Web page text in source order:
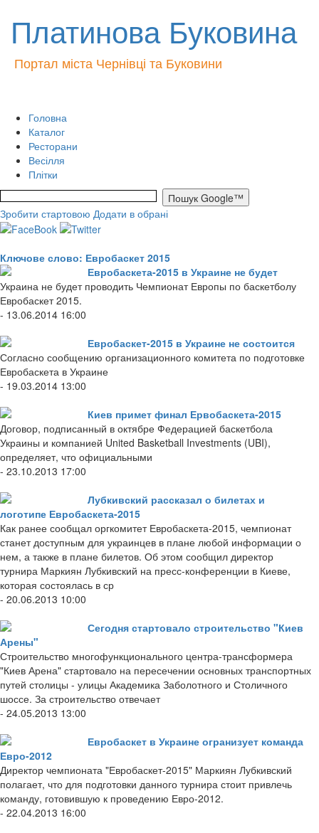
Платинова Буковина
Портал міста Чернівці та Буковини
Головна
Каталог
Ресторани
Весілля
Плітки
Зробити стартовою Додати в обрані
Ключове слово: Евробаскет 2015
Евробаскета-2015 в Украине не будет
Украина не будет проводить Чемпионат Европы по баскетболу
Евробаскет 2015.
- 13.06.2014 16:00
Евробаскет-2015 в Украине не состоится
Согласно сообщению организационного комитета по подготовке
Евробаскета в Украине
- 19.03.2014 13:00
Киев примет финал Ервобаскета-2015
Договор, подписанный в октябре Федерацией баскетбола
Украины и компанией United Basketball Investments (UBI),
определяет, что официальными
- 23.10.2013 17:00
Лубкивский рассказал о билетах и
логотипе Евробаскета-2015
Как ранее сообщал оргкомитет Евробаскета-2015, чемпионат
станет доступным для украинцев в плане любой информации о
нем, а также в плане билетов. Об этом сообщил директор
турнира Маркиян Лубкивский на пресс-конференции в Киеве,
которая состоялась в ср
- 20.06.2013 10:00
Сегодня стартовало строительство "Киев
Арены"
Строительство многофункционального центра-трансформера
"Киев Арена" стартовало на пересечении основных транспортных
путей столицы - улицы Академика Заболотного и Столичного
шоссе. За строительство отвечает
- 24.05.2013 13:00
Евробаскет в Украине огранизует команда
Евро-2012
Директор чемпионата "Евробаскет-2015" Маркиян Лубкивский
полагает, что для подготовки данного турнира стоит привлечь
команду, готовившую к проведению Евро-2012.
- 22.04.2013 16:00